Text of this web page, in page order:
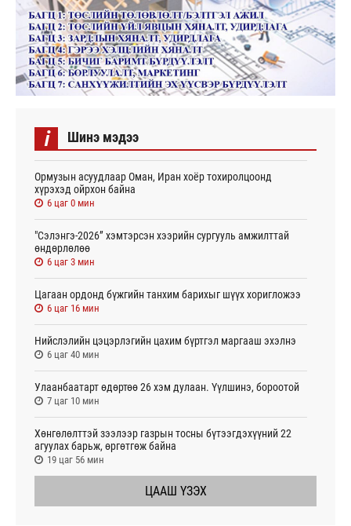
i Шинэ мэдээ
Ормузын асуудлаар Оман, Иран хоёр тохиролцоонд
хүрэхэд ойрхон байна
6 цаг 0 мин
"Сэлэнгэ-2026” хэмтэрсэн хээрийн сургууль амжилттай
өндөрлөлөө
6 цаг 3 мин
Цагаан ордонд бүжгийн танхим барихыг шүүх хоригложээ
6 цаг 16 мин
Нийслэлийн цэцэрлэгийн цахим бүртгэл маргааш эхэлнэ
6 цаг 40 мин
Улаанбаатарт өдөртөө 26 хэм дулаан. Үүлшинэ, бороотой
7 цаг 10 мин
Хөнгөлөлттэй зээлээр газрын тосны бүтээгдэхүүний 22
агуулах барьж, өргөтгөж байна
19 цаг 56 мин
ЦААШ ҮЗЭХ